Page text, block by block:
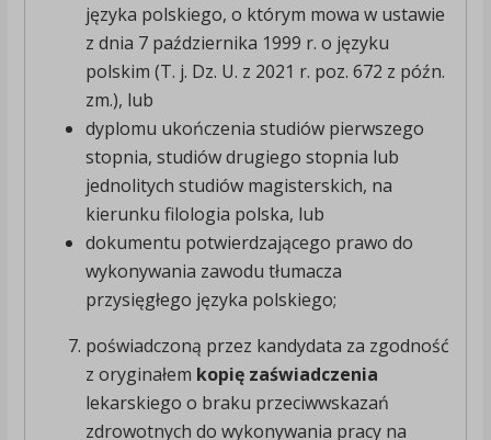
języka polskiego, o którym mowa w ustawie
z dnia 7 października 1999 r. o języku
polskim (T. j. Dz. U. z 2021 r. poz. 672 z późn.
zm.), lub
dyplomu ukończenia studiów pierwszego
stopnia, studiów drugiego stopnia lub
jednolitych studiów magisterskich, na
kierunku filologia polska, lub
dokumentu potwierdzającego prawo do
wykonywania zawodu tłumacza
przysięgłego języka polskiego;
poświadczoną przez kandydata za zgodność
z oryginałem kopię zaświadczenia
lekarskiego o braku przeciwwskazań
zdrowotnych do wykonywania pracy na